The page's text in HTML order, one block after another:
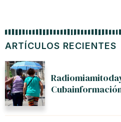
ARTÍCULOS RECIENTES